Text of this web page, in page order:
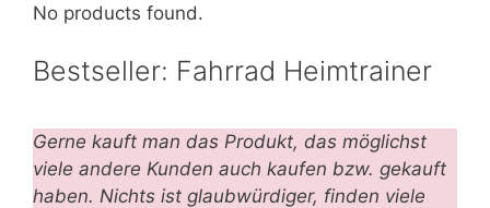
No products found.
Bestseller: Fahrrad Heimtrainer
Gerne kauft man das Produkt, das möglichst
viele andere Kunden auch kaufen bzw. gekauft
haben. Nichts ist glaubwürdiger, finden viele